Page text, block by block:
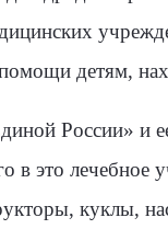
детям,
России» и
в это лечебное
куклы,